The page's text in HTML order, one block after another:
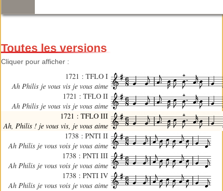
Toutes les versions
Cliquer pour afficher :
1721 : TFLO I
Ah Philis je vous vis je vous aime
1721 : TFLO II
Ah Philis je vous vis je vous aime
1721 : TFLO III
Ah, Philis ! je vous vis, je vous aime
1738 : PNTI II
Ah Philis je vous vois je vous aime
1738 : PNTI III
Ah Philis je vous vois je vous aime
1738 : PNTI IV
Ah Philis je vous vois je vous aime